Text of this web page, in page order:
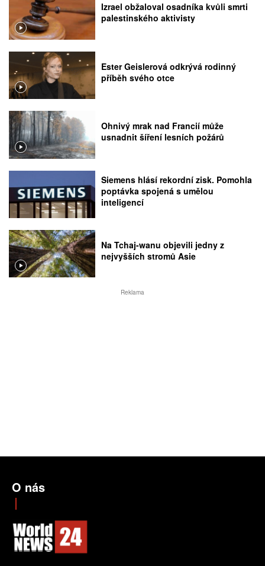
Izrael obžaloval osadníka kvůli smrti
palestinského aktivisty
Ester Geislerová odkrývá rodinný
příběh svého otce
Ohnivý mrak nad Francií může
usnadnit šíření lesních požárů
Siemens hlásí rekordní zisk. Pomohla
poptávka spojená s umělou
inteligencí
Na Tchaj-wanu objevili jedny z
nejvyšších stromů Asie
Reklama
O nás